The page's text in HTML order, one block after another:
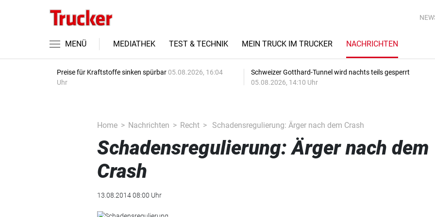
MENÜ MEDIATHEK TEST & TECHNIK MEIN TRUCK IM TRUCKER NACHRICHTEN
Preise für Kraftstoffe sinken spürbar 05.08.2026, 16:04
Uhr
Schweizer Gotthard-Tunnel wird nachts teils gesperrt
05.08.2026, 14:10 Uhr
Home Nachrichten Recht Schadensregulierung: Ärger nach dem Crash
Schadensregulierung: Ärger nach dem
Crash
13.08.2014 08:00 Uhr